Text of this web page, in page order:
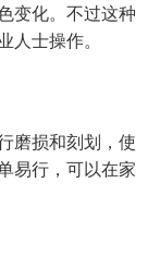
变化。不过这种
士操作。
磨损和刻划，使
易行，可以在家